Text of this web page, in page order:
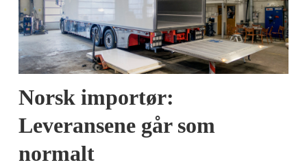
Norsk importør:
Leveransene går som
normalt